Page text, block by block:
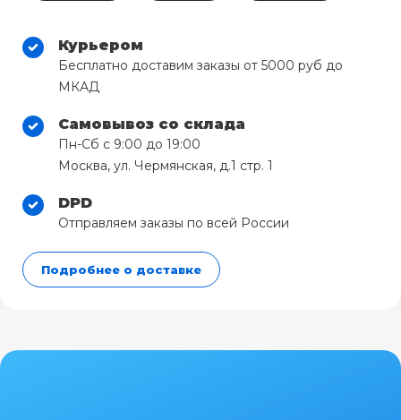
Курьером
Бесплатно доставим заказы от 5000 руб до
МКАД
Самовывоз со склада
Пн-Сб с 9:00 до 19:00
Москва, ул. Чермянская, д.1 стр. 1
DPD
Отправляем заказы по всей России
Подробнее о доставке